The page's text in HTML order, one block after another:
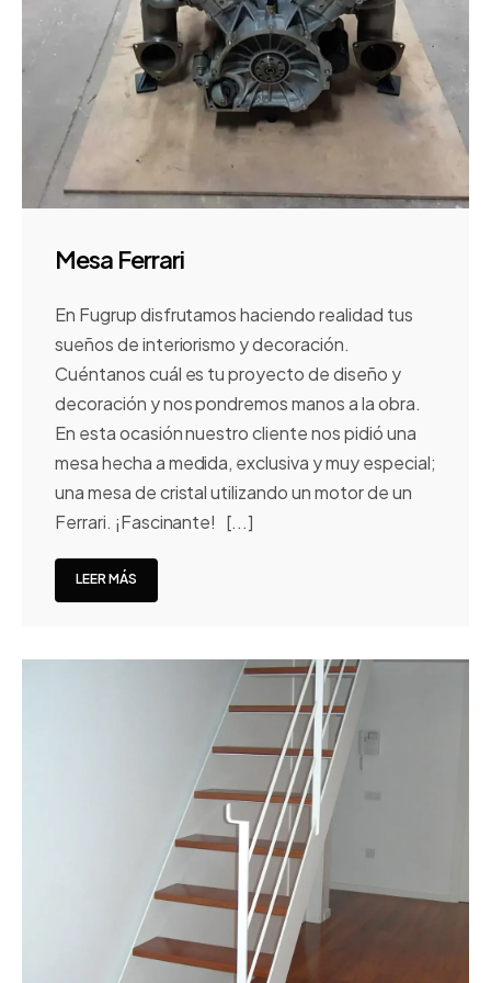
Mesa Ferrari
En Fugrup disfrutamos haciendo realidad tus
sueños de interiorismo y decoración.
Cuéntanos cuál es tu proyecto de diseño y
decoración y nos pondremos manos a la obra.
En esta ocasión nuestro cliente nos pidió una
mesa hecha a medida, exclusiva y muy especial;
una mesa de cristal utilizando un motor de un
Ferrari. ¡Fascinante! [...]
LEER MÁS